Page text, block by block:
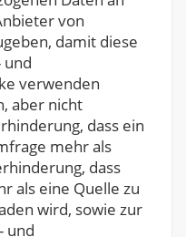
von
damit diese
und
verwenden
aber nicht
dass ein
mehr als
dass
als eine Quelle zu
wird, sowie zur
und